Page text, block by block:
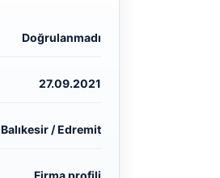
Doğrulanmadı
27.09.2021
Balıkesir / Edremit
Firma profili